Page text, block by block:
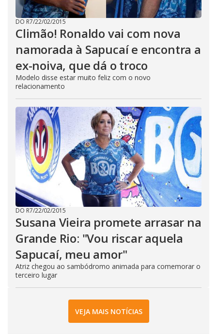
DO R7/22/02/2015
Climão! Ronaldo vai com nova
namorada à Sapucaí e encontra a
ex-noiva, que dá o troco
Modelo disse estar muito feliz com o novo
relacionamento
DO R7/22/02/2015
Susana Vieira promete arrasar na
Grande Rio: "Vou riscar aquela
Sapucaí, meu amor"
Atriz chegou ao sambódromo animada para comemorar o
terceiro lugar
VEJA MAIS NOTÍCIAS